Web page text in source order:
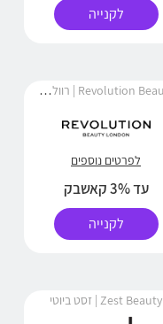
לקנייה
Revolution Beauty | רוולושיון ביוטי
לפרטים נוספים
עד 3% קאשבק
לקנייה
Zest Beauty | זסט ביוטי